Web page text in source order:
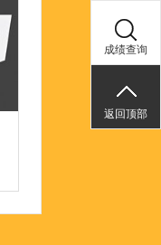
成绩查询
返回顶部